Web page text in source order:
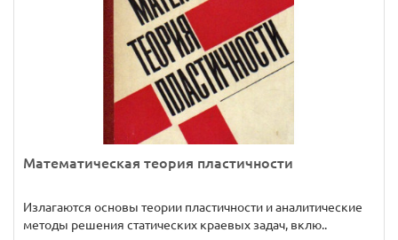
Математическая теория пластичности
Излагаются основы теории пластичности и аналитические
методы решения статических краевых задач, вклю..